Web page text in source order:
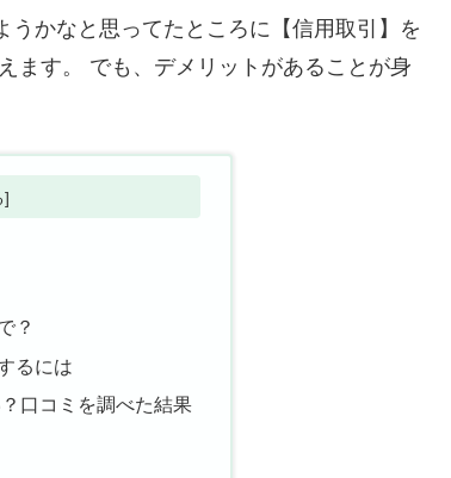
かなと思ってたところに【信用取引】を
ます。 でも、デメリットがあることが身
？
るには
口コミを調べた結果